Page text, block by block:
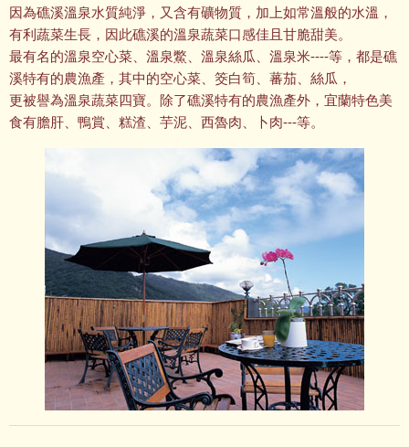
因為礁溪溫泉水質純淨，又含有礦物質，加上如常溫般的水溫，
有利蔬菜生長，因此礁溪的溫泉蔬菜口感佳且甘脆甜美。
最有名的溫泉空心菜、溫泉鱉、溫泉絲瓜、溫泉米----等，都是礁
溪特有的農漁產，其中的空心菜、筊白筍、蕃茄、絲瓜，
更被譽為溫泉蔬菜四寶。除了礁溪特有的農漁產外，宜蘭特色美
食有膽肝、鴨賞、糕渣、芋泥、西魯肉、卜肉---等。